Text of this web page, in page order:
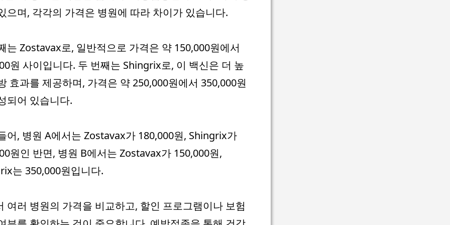
으며, 각각의 가격은 병원에 따라 차이가 있습니다.
는 Zostavax로, 일반적으로 가격은 약 150,000원에서
원 사이입니다. 두 번째는 Shingrix로, 이 백신은 더 높
효과를 제공하며, 가격은 약 250,000원에서 350,000원
되어 있습니다.
어, 병원 A에서는 Zostavax가 180,000원, Shingrix가
원인 반면, 병원 B에서는 Zostavax가 150,000원,
는 350,000원입니다.
여러 병원의 가격을 비교하고, 할인 프로그램이나 보험